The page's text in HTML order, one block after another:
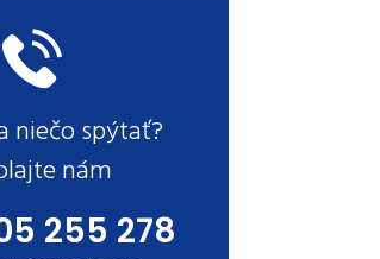
niečo spýtať?
nám
255 278